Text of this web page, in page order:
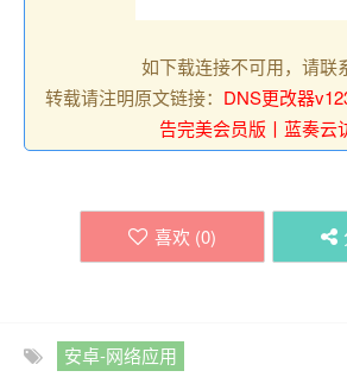
如下载连接不可用，请联
转载请注明原文链接： DNS更改器
告完美会员版丨蓝奏云
喜欢 (0)
安卓-网络应用